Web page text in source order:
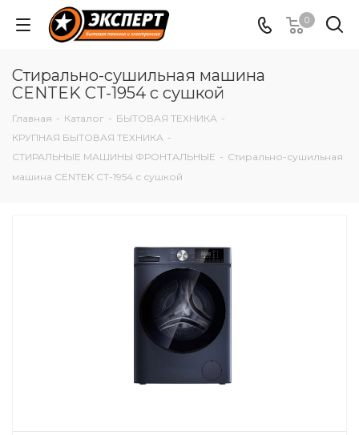
0
Стирально-сушильная машина
CENTEK CT-1954 с сушкой
Главная - Каталог - БЫТОВАЯ ТЕХНИКА -
КРУПНАЯ БЫТОВАЯ ТЕХНИКА -
СТИРАЛЬНЫЕ МАШИНЫ ФРОНТАЛЬНЫЕ - Стирально-сушильная
машина CENTEK CT-1954 с сушкой